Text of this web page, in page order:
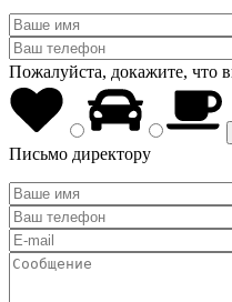
Пожалуйста, докажите, что
Письмо директору